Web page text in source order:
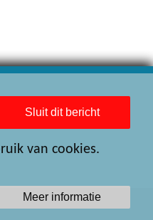
Sluit dit bericht
van cookies.
Meer informatie